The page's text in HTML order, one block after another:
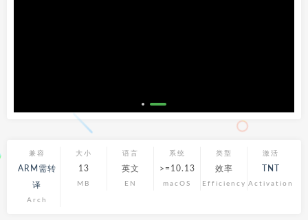
兼容
ARM需转
译
Arch
大小
13
MB
语言
英文
EN
系统
>=10.13
macOS
类型
效率
Efficiency
激活
TNT
Activation